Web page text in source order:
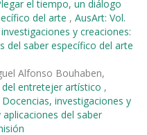
el tiempo, un diálogo
del arte , AusArt: Vol.
y creaciones:
del saber específico del arte
Alfonso Bouhaben,
entretejer artístico ,
investigaciones y
del saber